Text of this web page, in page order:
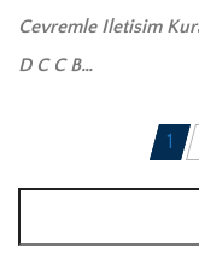
Cevremle Iletisim
D C C B…
1